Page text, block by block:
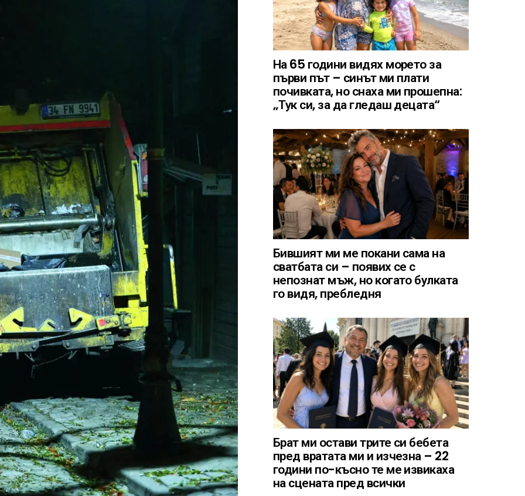
На 65 години видях морето за
първи път – синът ми плати
почивката, но снаха ми прошепна:
„Тук си, за да гледаш децата“
Бившият ми ме покани сама на
сватбата си – появих се с
непознат мъж, но когато булката
го видя, пребледня
Брат ми остави трите си бебета
пред вратата ми и изчезна – 22
години по-късно те ме извикаха
на сцената пред всички